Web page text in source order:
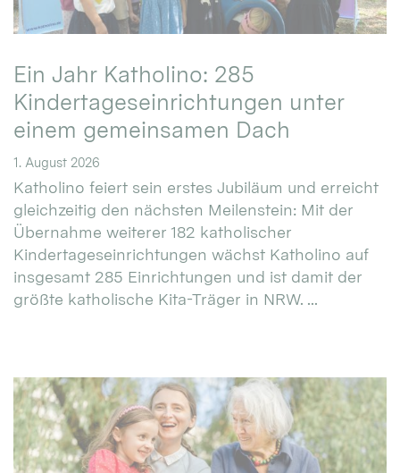
Ein Jahr Katholino: 285
Kindertageseinrichtungen unter
einem gemeinsamen Dach
1. August 2026
Katholino feiert sein erstes Jubiläum und erreicht
gleichzeitig den nächsten Meilenstein: Mit der
Übernahme weiterer 182 katholischer
Kindertageseinrichtungen wächst Katholino auf
insgesamt 285 Einrichtungen und ist damit der
größte katholische Kita-Träger in NRW. ...